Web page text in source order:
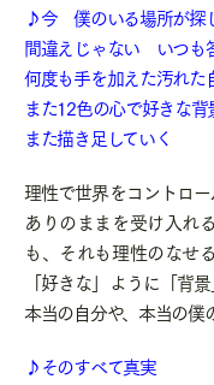
♪今 僕のいる場所が探
間違えじゃない いつも
何度も手を加えた汚れた
また12色の心で好きな背
また描き足していく
理性で世界をコントロ
ありのままを受け入れ
も、それも理性のなせ
「好きな」ように「背
本当の自分や、本当の僕
♪そのすべて真実